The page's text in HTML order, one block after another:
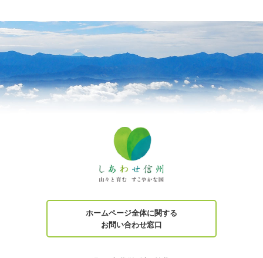
ホームページ全体に関する
お問い合わせ窓口